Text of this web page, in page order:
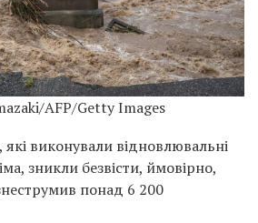
AFP/Getty Images
які виконували відновлювальні
зникли безвісти, ймовірно,
понад 6 200